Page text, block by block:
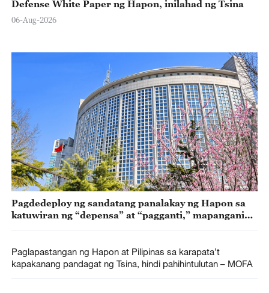
Defense White Paper ng Hapon, inilahad ng Tsina
06-Aug-2026
Pagdedeploy ng sandatang panalakay ng Hapon sa
katuwiran ng “depensa” at “pagganti,” mapanganib
Paglapastangan ng Hapon at Pilipinas sa karapata’t
kapakanang pandagat ng Tsina, hindi pahihintulutan – MOFA